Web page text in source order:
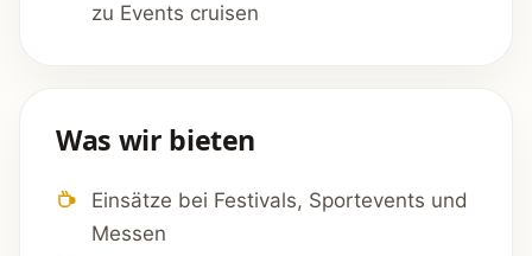
zu Events cruisen
Was wir bieten
Einsätze bei Festivals, Sportevents und
Messen